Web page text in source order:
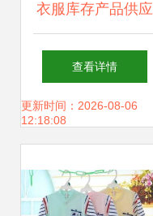
衣服库存产品供应
商与批发市场指南
价格、渠道与采购
查看详情
更新时间：2026-08-06
12:18:08